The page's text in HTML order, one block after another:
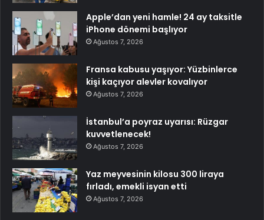
Apple’dan yeni hamle! 24 ay taksitle
iPhone dönemi başlıyor
Ağustos 7, 2026
Fransa kabusu yaşıyor: Yüzbinlerce
kişi kaçıyor alevler kovalıyor
Ağustos 7, 2026
İstanbul’a poyraz uyarısı: Rüzgar
kuvvetlenecek!
Ağustos 7, 2026
Yaz meyvesinin kilosu 300 liraya
fırladı, emekli isyan etti
Ağustos 7, 2026